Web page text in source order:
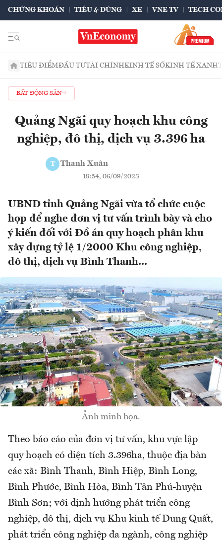
CHỨNG KHOÁN TIÊU & DÙNG XE VNE TV TECH
TIÊU ĐIỂMĐẦU TƯTÀI CHÍNHKINH TẾ SỐKINH TẾ XANH
BẤT ĐỘNG SẢN
Quảng Ngãi quy hoạch khu công
nghiệp, đô thị, dịch vụ 3.396 ha
T Thanh Xuân
18:54, 06/09/2023
UBND tỉnh Quảng Ngãi vừa tổ chức cuộc
họp để nghe đơn vị tư vấn trình bày và cho
ý kiến đối với Đồ án quy hoạch phân khu
xây dựng tỷ lệ 1/2000 Khu công nghiệp,
đô thị, dịch vụ Bình Thanh...
Ảnh minh họa.
Theo báo cáo của đơn vị tư vấn, khu vực lập
quy hoạch có diện tích 3.396ha, thuộc địa bàn
các xã: Bình Thanh, Bình Hiệp, Bình Long,
Bình Phước, Bình Hòa, Bình Tân Phú-huyện
Bình Sơn; với định hướng phát triển công
nghiệp, đô thị, dịch vụ Khu kinh tế Dung Quất,
phát triển công nghiệp đa ngành, công nghiệp